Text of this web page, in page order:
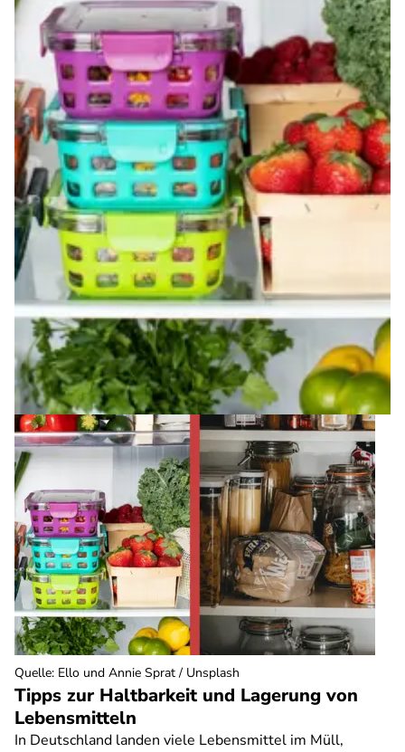
Tipps zur Haltbarkeit und Lagerung von
Lebensmitteln
In Deutschland landen viele Lebensmittel im Müll,
Quelle: Ello und Annie Sprat / Unsplash